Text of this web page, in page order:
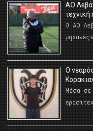
ΑΟ
τεχνική
Ο ΑΟ
O
Μέσα σε